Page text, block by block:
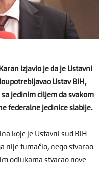
izjavio je da je Ustavni
Ustav BiH,
jedinim ciljem da svakom
federalne jedinice slabije.
koje je Ustavni sud BiH
nije tumačio, nego stvarao
odlukama stvarao nove